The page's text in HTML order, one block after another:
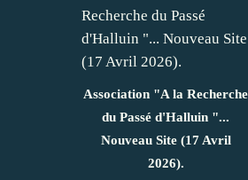
Association "A la Recherche
du Passé d'Halluin "...
Nouveau Site (17 Avril
2026).